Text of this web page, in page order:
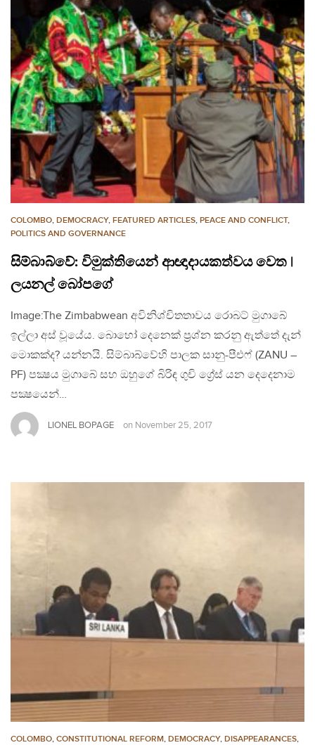
COLOMBO, DEMOCRACY, FEATURED ARTICLES, PEACE AND CONFLICT,
POLITICS AND GOVERNANCE
සිම්බාබ්වේ: විමුක්තියෙන් ආඥාදායකත්වය වෙත |
ලයනල් බෝපගේ
Image:The Zimbabwean අවිනිශ්චිතතාවය රොබට් මුගාබේ
ඉල්ලා අස් වූයේය. බොහෝ දෙනෙක් ප්‍රශ්න කරනු ඇත්තේ දැන්
මොකක්ද? යන්නයි. සිම්බාබ්වේහි පාලක සානු-පීඑෆ් (ZANU –
PF) පක්‍ෂය මුගාබේ සහ ඔහුගේ බිරිඳ ගුචි ග්‍රේස් යන දෙදෙනාම
පක්‍ෂයෙන්…
LIONEL BOPAGE on November 25, 2017
COLOMBO, CONSTITUTIONAL REFORM, DEMOCRACY, DISAPPEARANCES,